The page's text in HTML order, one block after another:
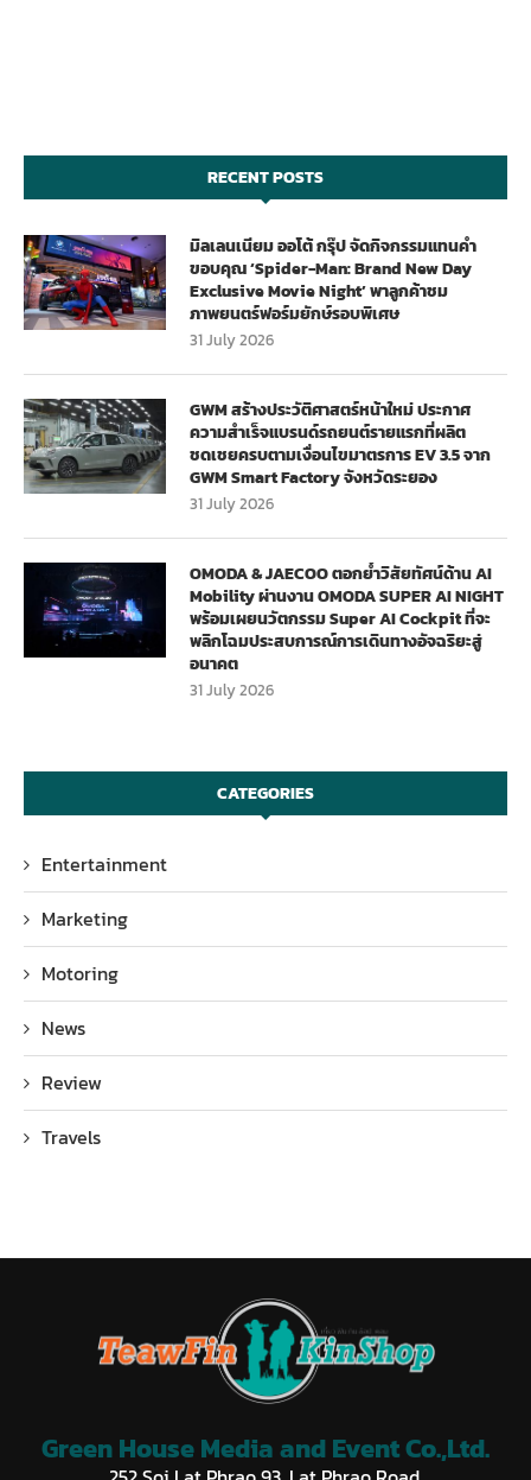
RECENT POSTS
มิลเลนเนียม ออโต้ กรุ๊ป จัดกิจกรรมแทนคำ
ขอบคุณ ‘Spider-Man: Brand New Day
Exclusive Movie Night’ พาลูกค้าชม
ภาพยนตร์ฟอร์มยักษ์รอบพิเศษ
31 July 2026
GWM สร้างประวัติศาสตร์หน้าใหม่ ประกาศ
ความสำเร็จแบรนด์รถยนต์รายแรกที่ผลิต
ชดเชยครบตามเงื่อนไขมาตรการ EV 3.5 จาก
GWM Smart Factory จังหวัดระยอง
31 July 2026
OMODA & JAECOO ตอกย้ำวิสัยทัศน์ด้าน AI
Mobility ผ่านงาน OMODA SUPER AI NIGHT
พร้อมเผยนวัตกรรม Super AI Cockpit ที่จะ
พลิกโฉมประสบการณ์การเดินทางอัจฉริยะสู่
อนาคต
31 July 2026
CATEGORIES
Entertainment
Marketing
Motoring
News
Review
Travels
Green House Media and Event Co.,Ltd.